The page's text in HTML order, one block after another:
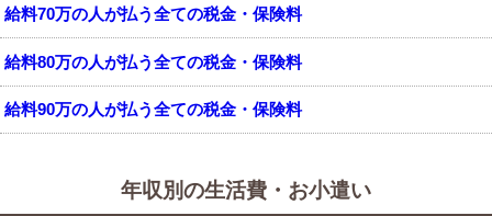
給料70万の人が払う全ての税金・保険料
給料80万の人が払う全ての税金・保険料
給料90万の人が払う全ての税金・保険料
年収別の生活費・お小遣い